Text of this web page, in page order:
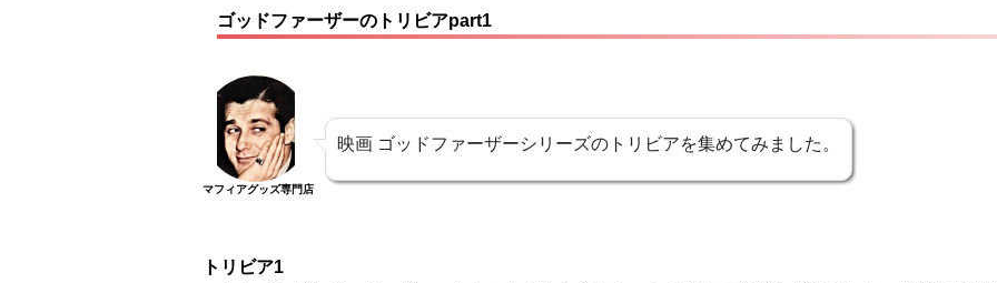
ゴッドファーザーのトリビアpart1
マフィアグッズ専門店
映画 ゴッドファーザーシリーズのトリビアを集めてみました。
トリビア1